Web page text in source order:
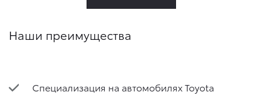
Наши преимущества
Специализация на автомобилях Toyota